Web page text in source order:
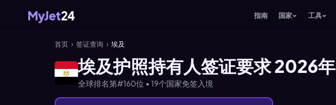
MyJet24 指南 国家 工具
首页 › 签证查询 › 埃及
埃及护照持有人签证要求 2026年
全球排名第#160位 • 19个国家免签入境